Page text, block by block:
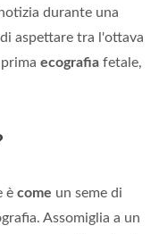
durante una
aspettare tra l'ottava
ecografia fetale,
è come un seme di
Assomiglia a un